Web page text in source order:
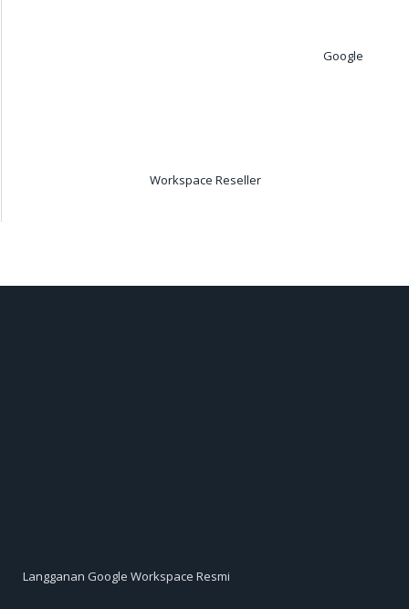
Google
Workspace Reseller
Langganan Google Workspace Resmi